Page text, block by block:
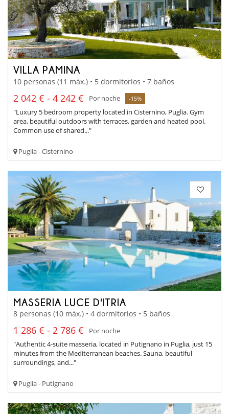
VILLA PAMINA
10 personas (11 máx.) • 5 dormitorios • 7 baños
2 042 € - 4 242 € Por noche -15%
"Luxury 5 bedroom property located in Cisternino, Puglia. Gym
area, beautiful outdoors with terraces, garden and heated pool.
Common use of shared..."
Puglia - Cisternino
MASSERIA LUCE D'ITRIA
8 personas (10 máx.) • 4 dormitorios • 5 baños
1 286 € - 2 786 €
Por noche
"Authentic 4-suite masseria, located in Putignano in Puglia, just 15
minutes from the Mediterranean beaches. Sauna, beautiful
surroundings, and..."
Puglia - Putignano